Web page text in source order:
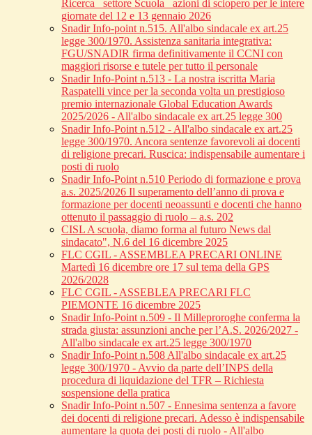
Ricerca_ settore Scuola_ azioni di sciopero per le intere
giornate del 12 e 13 gennaio 2026
Snadir Info-point n.515. All'albo sindacale ex art.25
legge 300/1970. Assistenza sanitaria integrativa:
FGU/SNADIR firma definitivamente il CCNI con
maggiori risorse e tutele per tutto il personale
Snadir Info-Point n.513 - La nostra iscritta Maria
Raspatelli vince per la seconda volta un prestigioso
premio internazionale Global Education Awards
2025/2026 - All'albo sindacale ex art.25 legge 300
Snadir Info-Point n.512 - All'albo sindacale ex art.25
legge 300/1970. Ancora sentenze favorevoli ai docenti
di religione precari. Ruscica: indispensabile aumentare i
posti di ruolo
Snadir Info-Point n.510 Periodo di formazione e prova
a.s. 2025/2026 Il superamento dell’anno di prova e
formazione per docenti neoassunti e docenti che hanno
ottenuto il passaggio di ruolo – a.s. 202
CISL A scuola, diamo forma al futuro News dal
sindacato", N.6 del 16 dicembre 2025
FLC CGIL - ASSEMBLEA PRECARI ONLINE
Martedì 16 dicembre ore 17 sul tema della GPS
2026/2028
FLC CGIL - ASSEBLEA PRECARI FLC
PIEMONTE 16 dicembre 2025
Snadir Info-Point n.509 - Il Milleproroghe conferma la
strada giusta: assunzioni anche per l’A.S. 2026/2027 -
All'albo sindacale ex art.25 legge 300/1970
Snadir Info-Point n.508 All'albo sindacale ex art.25
legge 300/1970 - Avvio da parte dell’INPS della
procedura di liquidazione del TFR – Richiesta
sospensione della pratica
Snadir Info-Point n.507 - Ennesima sentenza a favore
dei docenti di religione precari. Adesso è indispensabile
aumentare la quota dei posti di ruolo - All'albo